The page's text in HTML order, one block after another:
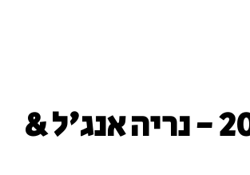
סט להיטים מזרחי דתי 2017 - נריה אנג'ל &